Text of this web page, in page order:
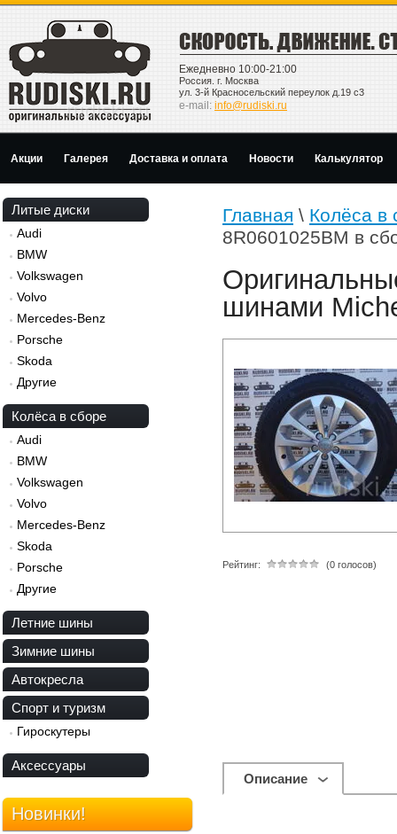
Ежедневно 10:00-21:00
Россия. г. Москва
ул. 3-й Красносельский переулок д.19 с3
e-mail: info@rudiski.ru
Акции Галерея Доставка и оплата Новости Калькулятор
Литые диски
Audi
BMW
Volkswagen
Volvo
Mercedes-Benz
Porsche
Skoda
Другие
Колёса в сборе
Audi
BMW
Volkswagen
Volvo
Mercedes-Benz
Skoda
Porsche
Другие
Летние шины
Зимние шины
Автокресла
Спорт и туризм
Гироскутеры
Аксессуары
Новинки!
Главная \ Колёса в
8R0601025BM в
шинами
Рейтинг: (0 голосов)
Описание